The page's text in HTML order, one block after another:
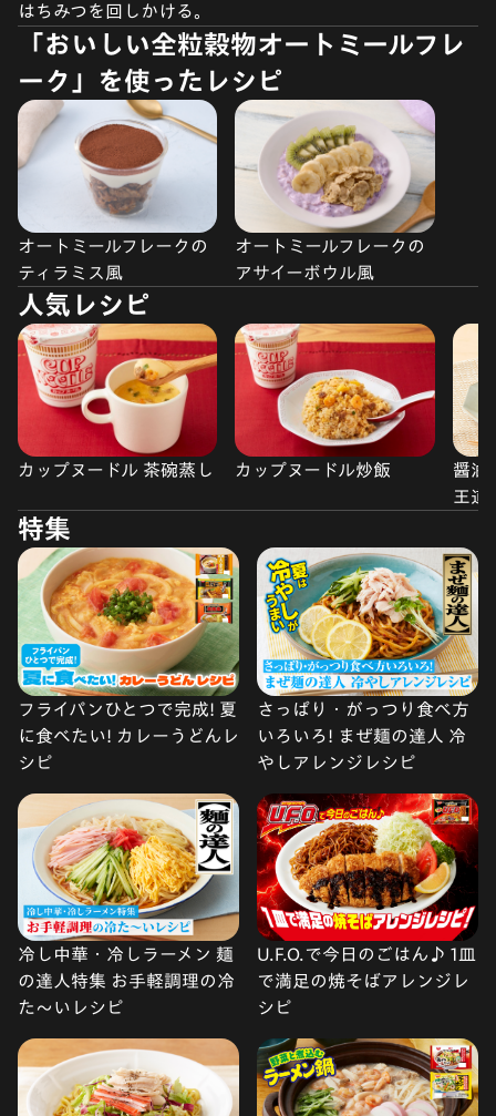
はちみつを回しかける。
「おいしい全粒穀物オートミールフレ
ーク」を使ったレシピ
オートミールフレークの
ティラミス風
オートミールフレークの
アサイーボウル風
人気レシピ
カップヌードル 茶碗蒸し カップヌードル炒飯
醤油
王道
特集
フライパンひとつで完成! 夏
に食べたい! カレーうどんレ
シピ
さっぱり・がっつり食べ方
いろいろ! まぜ麺の達人 冷
やしアレンジレシピ
冷し中華・冷しラーメン 麺
の達人特集 お手軽調理の冷
た〜いレシピ
U.F.O.で今日のごはん♪ 1皿
で満足の焼そばアレンジレ
シピ